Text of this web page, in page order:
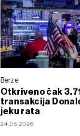
Berze
Otkriveno čak
transakcija
jeku rata
24.05.2026